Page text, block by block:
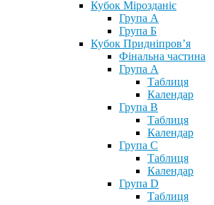
Кубок Мірозданіє
Група А
Група Б
Кубок Придніпров’я
Фінальна частина
Група А
Таблиця
Календар
Група В
Таблиця
Календар
Група С
Таблиця
Календар
Група D
Таблиця